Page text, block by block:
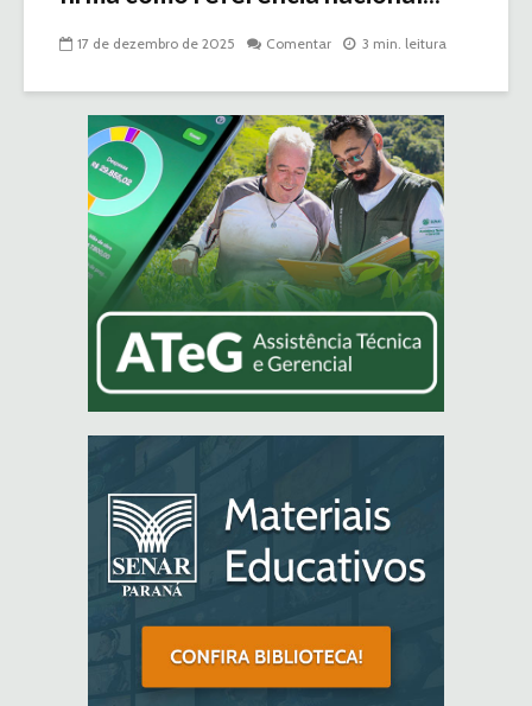
17 de dezembro de 2025 Comentar 3 min. leitura